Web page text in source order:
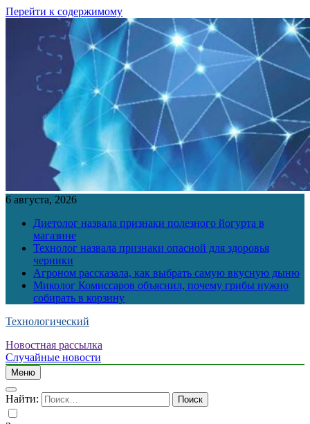
Перейти к содержимому
6 августа, 2026
Диетолог назвала признаки полезного йогурта в
магазине
Технолог назвала признаки опасной для здоровья
черники
Агроном рассказала, как выбрать самую вкусную дыню
Миколог Комиссаров объяснил, почему грибы нужно
собирать в корзину
Технологический
Новостная рассылка
Случайные новости
Меню
Найти: